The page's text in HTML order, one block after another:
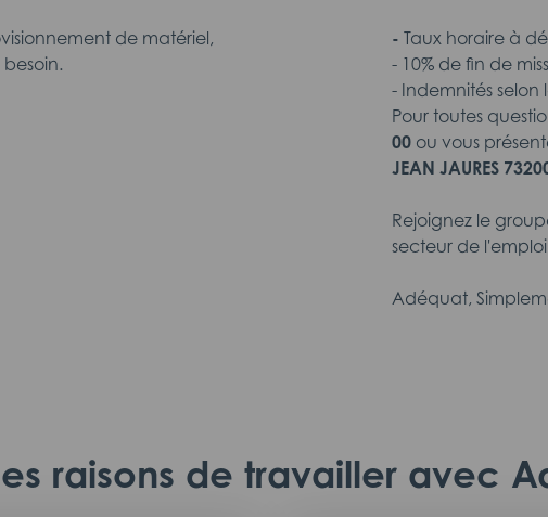
de matériel,
- Taux horaire à
- 10% de fin de
- Indemnités selon
Pour toutes
00 ou vous
JEAN JAURES
Rejoignez le
secteur de
Adéquat,
raisons de travailler avec